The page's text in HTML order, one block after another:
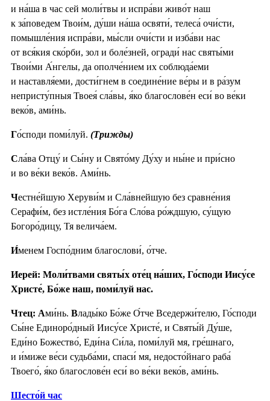
и на́ша в час сей моли́твы и испра́ви живо́т наш
к за́поведем Твои́м, ду́ши на́ша освяти́, телеса́ очи́сти,
помышле́ния испра́ви, мы́сли очи́сти и изба́ви нас
от вся́кия ско́рби, зол и боле́зней, огради́ нас святы́ми
Твои́ми А́нгелы, да ополче́нием их соблюда́еми
и наставля́еми, дости́гнем в соедине́ние ве́ры и в ра́зум
непристу́пныя Твоея́ сла́вы, я́ко благослове́н еси́ во ве́ки
веко́в, ами́нь.
Го́споди поми́луй. (Трижды)
Сла́ва Отцу́ и Сы́ну и Свято́му Ду́ху и ны́не и при́сно
и во ве́ки веко́в. Ами́нь.
Честне́йшую Херуви́м и Сла́внейшую без сравне́ния
Серафи́м, без истле́ния Бо́га Сло́ва ро́ждшую, су́щую
Богоро́дицу, Тя велича́ем.
И́менем Госпо́дним благослови́, о́тче.
Иерей: Моли́твами святы́х оте́ц на́ших, Го́споди Иису́се
Христе́, Бо́же наш, поми́луй нас.
Чтец: Ами́нь. Влады́ко Бо́же О́тче Вседержи́телю, Го́споди
Сы́не Единоро́дный Иису́се Христе́, и Святы́й Ду́ше,
Еди́но Божество́, Еди́на Си́ла, поми́луй мя, гре́шнаго,
и и́миже ве́си судьба́ми, спаси́ мя, недосто́йнаго раба́
Твоего́, я́ко благослове́н еси́ во ве́ки веко́в, ами́нь.
Шесто́й час